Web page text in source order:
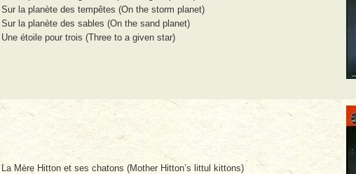
Sur la planète des tempêtes (On the storm planet)
Sur la planète des sables (On the sand planet)
Une étoile pour trois (Three to a given star)
La Mère Hitton et ses chatons (Mother Hitton’s littul kittons)